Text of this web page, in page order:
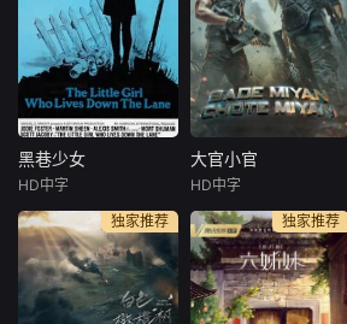
的高级行政人员阿
顺和做小买卖的阿
煌是死党。阿煌整
日沉迷于马票，却
把家族生意弃之不
顾，身负养家重担
的Richard渐渐跟
着阿煌，一起玩起
三个人尽
和反面人物强烈对
比，传达出对于单
纯美好的人类情感
的向往，也表达出
创作者引导观众积
极向善的阳光正能
量。也通过对于村
民的觉悟过程，展
之处，传达“要依靠
自己的
黑巷少女
马丁·辛
亚历克西斯·史密斯
十三岁的女孩
琳（朱迪·福斯特 J
黑巷少女
HD中字
大官小官
詹维·卡浦尔
泰戈尔·什罗夫
精英士兵费罗
兹和拉凯什将踏上
大官小官
HD中字
独家推荐
独家推荐